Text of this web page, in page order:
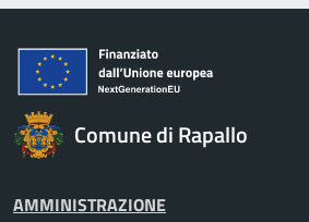
Comune di Rapallo
AMMINISTRAZIONE